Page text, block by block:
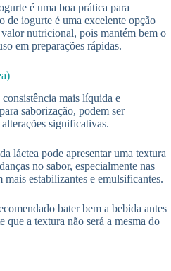
é uma boa prática para
de iogurte é uma excelente opção
nutricional, pois mantém bem o
em preparações rápidas.
mais líquida e
saborização, podem ser
significativas.
láctea pode apresentar uma textura
no sabor, especialmente nas
mais estabilizantes e emulsificantes.
bater bem a bebida antes
que a textura não será a mesma do